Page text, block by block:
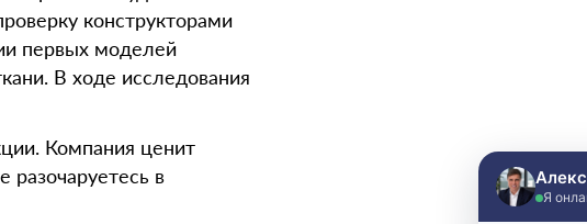
конструкторами
первых моделей
В ходе исследования
Компания ценит
разочаруетесь в